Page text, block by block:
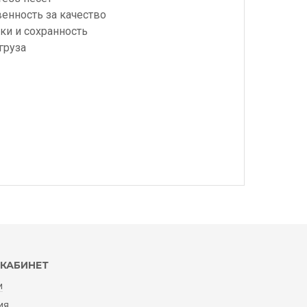
за качество
и сохранность